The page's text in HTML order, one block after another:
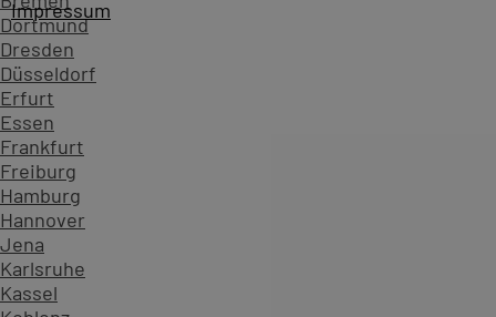
Dortmund
Dresden
Düsseldorf
Erfurt
Essen
Frankfurt
Freiburg
Hamburg
Hannover
Jena
Karlsruhe
Kassel
Impressum